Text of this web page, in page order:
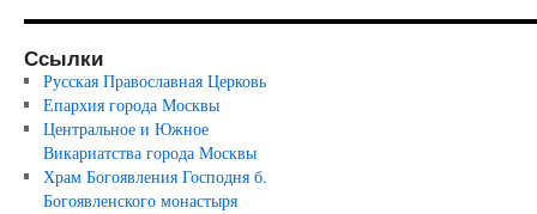
Ссылки
Русская Православная Церковь
Епархия города Москвы
Центральное и Южное
Викариатства города Москвы
Храм Богоявления Господня б.
Богоявленского монастыря